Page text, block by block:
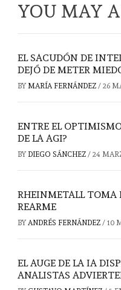
YOU MAY
EL SACUDÓN DE
DEJÓ DE METER
BY MARÍA FERNÁNDEZ / 26
ENTRE EL
DE LA AGI?
BY DIEGO SÁNCHEZ / 24
RHEINMETALL TOMA
REARME
BY ANDRÉS FERNÁNDEZ / 10
EL AUGE DE LA IA
ANALISTAS